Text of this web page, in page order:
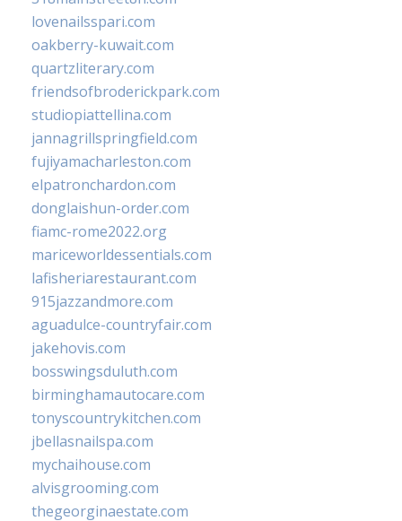
lovenailsspari.com
oakberry-kuwait.com
quartzliterary.com
friendsofbroderickpark.com
studiopiattellina.com
jannagrillspringfield.com
fujiyamacharleston.com
elpatronchardon.com
donglaishun-order.com
fiamc-rome2022.org
mariceworldessentials.com
lafisheriarestaurant.com
915jazzandmore.com
aguadulce-countryfair.com
jakehovis.com
bosswingsduluth.com
birminghamautocare.com
tonyscountrykitchen.com
jbellasnailspa.com
mychaihouse.com
alvisgrooming.com
thegeorginaestate.com